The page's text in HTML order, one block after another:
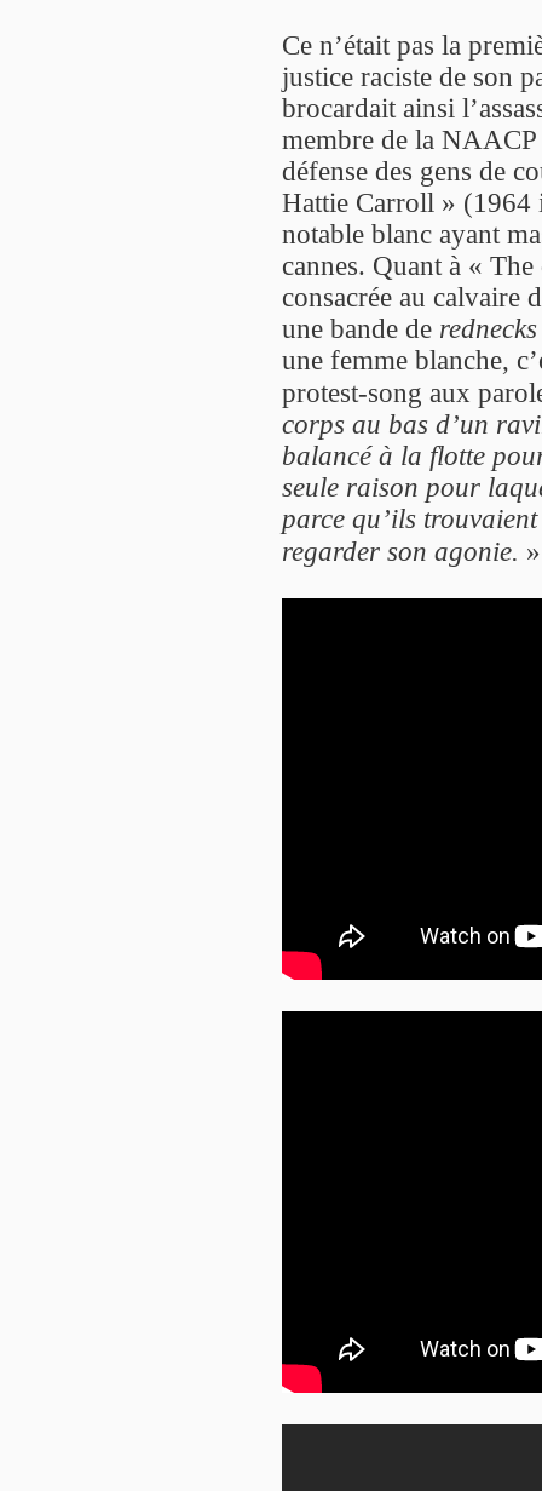
Ce n’était pas la
justice raciste de son
brocardait ainsi
membre de la
défense des gens de
Hattie Carroll » (1964
notable blanc ayant
cannes. Quant à «
consacrée au calvaire
une bande de rednecks
une femme blanche,
protest-song aux
corps au bas d’un
balancé à la flotte
seule raison pour
parce qu’ils
regarder son agonie. »